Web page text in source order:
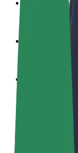
Dodaj swoją
Dotrzyj do
Zarejestruj się
Dodaj swoją
Produkty i